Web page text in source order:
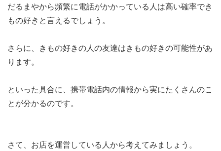
だるまやから頻繁に電話がかかっている人は高い確率でき
もの好きと言えるでしょう。
さらに、きもの好きの人の友達はきもの好きの可能性があ
ります。
といった具合に、携帯電話内の情報から実にたくさんのこ
とが分かるのです。
さて、お店を運営している人から考えてみましょう。